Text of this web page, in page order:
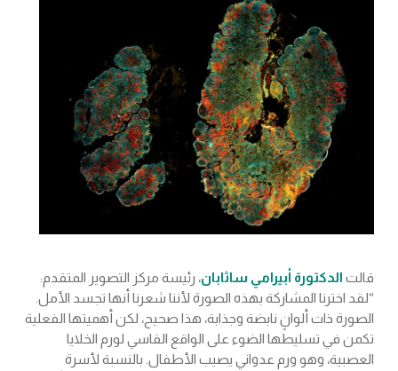
قالت الدكتورة أبيرامي ساثابان، رئيسة مركز التصوير المتقدم:
“لقد اخترنا المشاركة بهذه الصورة لأننا شعرنا أنها تجسد الأمل.
الصورة ذات ألوانٍ نابضة وجذابة، هذا صحيح، لكن أهميتها الفعلية
تكمن في تسليطها الضوء على الواقع القاسي لورم الخلايا
العصبية، وهو ورم عدواني يصيب الأطفال. بالنسبة لأسرة